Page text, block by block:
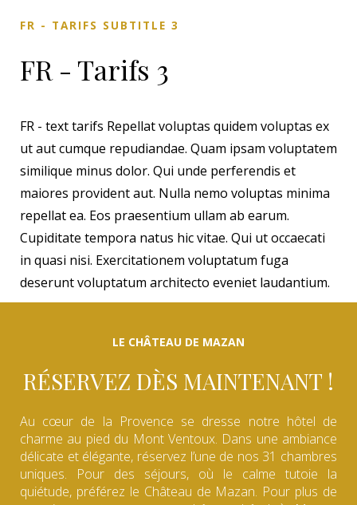
FR - TARIFS SUBTITLE 3
FR - Tarifs 3
FR - text tarifs Repellat voluptas quidem voluptas ex
ut aut cumque repudiandae. Quam ipsam voluptatem
similique minus dolor. Qui unde perferendis et
maiores provident aut. Nulla nemo voluptas minima
repellat ea. Eos praesentium ullam ab earum.
Cupiditate tempora natus hic vitae. Qui ut occaecati
in quasi nisi. Exercitationem voluptatum fuga
deserunt voluptatum architecto eveniet laudantium.
LE CHÂTEAU DE MAZAN
RÉSERVEZ DÈS MAINTENANT !
Au cœur de la Provence se dresse notre hôtel de
charme au pied du Mont Ventoux. Dans une ambiance
délicate et élégante, réservez l’une de nos 31 chambres
uniques. Pour des séjours, où le calme tutoie la
quiétude, préférez le Château de Mazan. Pour plus de